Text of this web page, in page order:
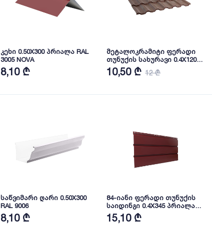
კეხი 0.50X300 პრიალა RAL
3005 NOVA
8,10 ₾
მეტალოკრამიტი ფერადი
თუნუქის სახურავი 0.4X1200
ხაოიანი RAL 8019 NOVA
10,50 ₾ 12 ₾
საწვიმარი ღარი 0.50X300
RAL 9006
8,10 ₾
84-იანი ფერადი თუნუქის
საიდინგი 0.4X345 პრიალა
RAL 3005 NOVA
15,10 ₾